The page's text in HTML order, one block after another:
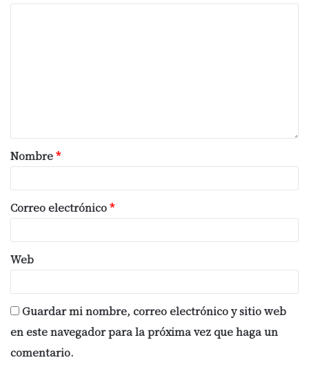
Nombre*
Correo electrónico*
Web
Guardar mi nombre, correo electrónico y sitio web
en este navegador para la próxima vez que haga un
comentario.